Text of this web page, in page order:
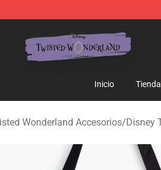
Inicio Tienda
Wonderland Accesorios/Disney